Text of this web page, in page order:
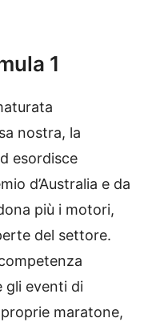
1
nostra, la
esordisce
d’Australia e da
più i motori,
del settore.
gli eventi di
maratone,